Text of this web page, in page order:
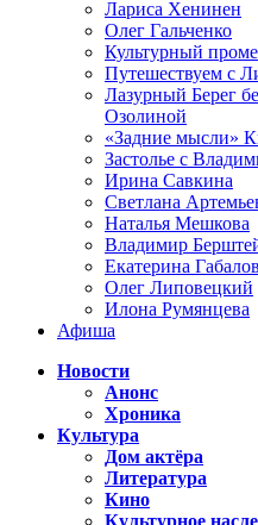
Лариса Хенинен
Олег Гальченко
Культурный
Путешествуем с
Лазурный Берег
Озолиной
«Задние мысли»
Застолье с
Ирина Савкина
Светлана
Наталья Мешкова
Владимир
Екатерина
Олег Липовецкий
Илона Румянцева
Афиша
Новости
Анонс
Хроника
Культура
Дом актёра
Литература
Кино